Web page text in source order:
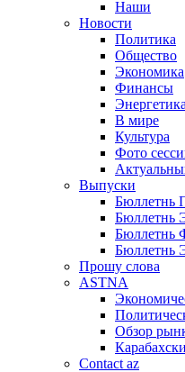
Наши
Новости
Политика
Общество
Экономика
Финансы
Энергетика
В мире
Культура
Фото
Выпуски
Бюллетнь
Бюллетнь
Бюллетнь
Бюллетнь
Прошу слова
ASTNA
Обзор
Contact az